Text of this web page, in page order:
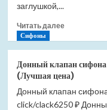
заглушкой,...
Читать далееПрочитать
клапан
сифона
AlcaPlast
A392C
Сифоны
Донный клапан
(Лучшая цена)
Донный клапан
click/clack6250 ₽